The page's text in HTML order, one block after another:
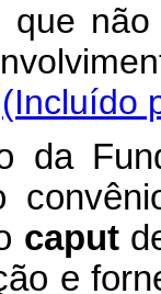
(Incluído
caput
e